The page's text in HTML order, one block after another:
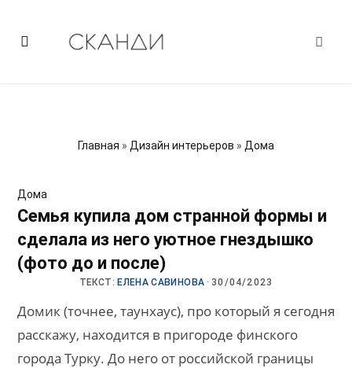
Главная » Дизайн интерьеров » Дома
Дома
Семья купила дом странной формы и
сделала из него уютное гнездышко
(фото до и после)
ТЕКСТ: ЕЛЕНА САВИНОВА · 30/04/2023
Домик (точнее, таунхаус), про который я сегодня
расскажу, находится в пригороде финского
города Турку. До него от российской границы